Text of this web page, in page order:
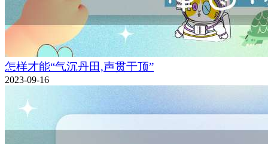
怎样才能“气沉丹田,声贯于顶”
2023-09-16